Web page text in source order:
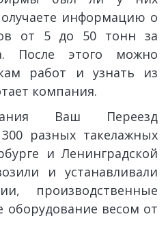
информацию о
от 5 до 50 тонн за
После этого можно
работ и узнать из
компания.
Ваш Переезд
разных такелажных
и Ленинградской
и устанавливали
производственные
весом от